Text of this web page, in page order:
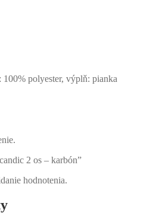
100% polyester, výplň: pianka
2 os – karbón”
hodnotenia.